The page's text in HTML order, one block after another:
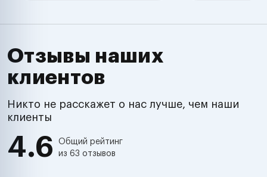
Отзывы наших
клиентов
Никто не расскажет о нас лучше, чем наши
клиенты
4.6
Общий рейтинг
из 63 отзывов